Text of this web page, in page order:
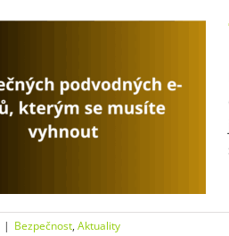
| Bezpečnost, Aktuality